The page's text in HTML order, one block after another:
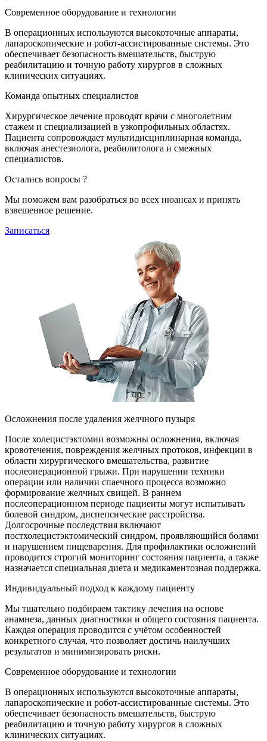
Современное оборудование и технологии
В операционных используются высокоточные аппараты,
лапароскопические и робот-ассистированные системы. Это
обеспечивает безопасность вмешательств, быструю
реабилитацию и точную работу хирургов в сложных
клинических ситуациях.
Команда опытных специалистов
Хирургическое лечение проводят врачи с многолетним
стажем и специализацией в узкопрофильных областях.
Пациента сопровождает мультидисциплинарная команда,
включая анестезиолога, реабилитолога и смежных
специалистов.
Остались вопросы ?
Мы поможем вам разобраться во всех нюансах и принять
взвешенное решение.
Записаться
Осложнения после удаления желчного пузыря
После холецистэктомии возможны осложнения, включая
кровотечения, повреждения желчных протоков, инфекции в
области хирургического вмешательства, развитие
послеоперационной грыжи. При нарушении техники
операции или наличии спаечного процесса возможно
формирование желчных свищей. В раннем
послеоперационном периоде пациенты могут испытывать
болевой синдром, диспепсические расстройства.
Долгосрочные последствия включают
постхолецистэктомический синдром, проявляющийся болями
и нарушением пищеварения. Для профилактики осложнений
проводится строгий мониторинг состояния пациента, а также
назначается специальная диета и медикаментозная поддержка.
Индивидуальный подход к каждому пациенту
Мы тщательно подбираем тактику лечения на основе
анамнеза, данных диагностики и общего состояния пациента.
Каждая операция проводится с учётом особенностей
конкретного случая, что позволяет достичь наилучших
результатов и минимизировать риски.
Современное оборудование и технологии
В операционных используются высокоточные аппараты,
лапароскопические и робот-ассистированные системы. Это
обеспечивает безопасность вмешательств, быструю
реабилитацию и точную работу хирургов в сложных
клинических ситуациях.